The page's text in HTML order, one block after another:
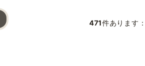
471件あります ：